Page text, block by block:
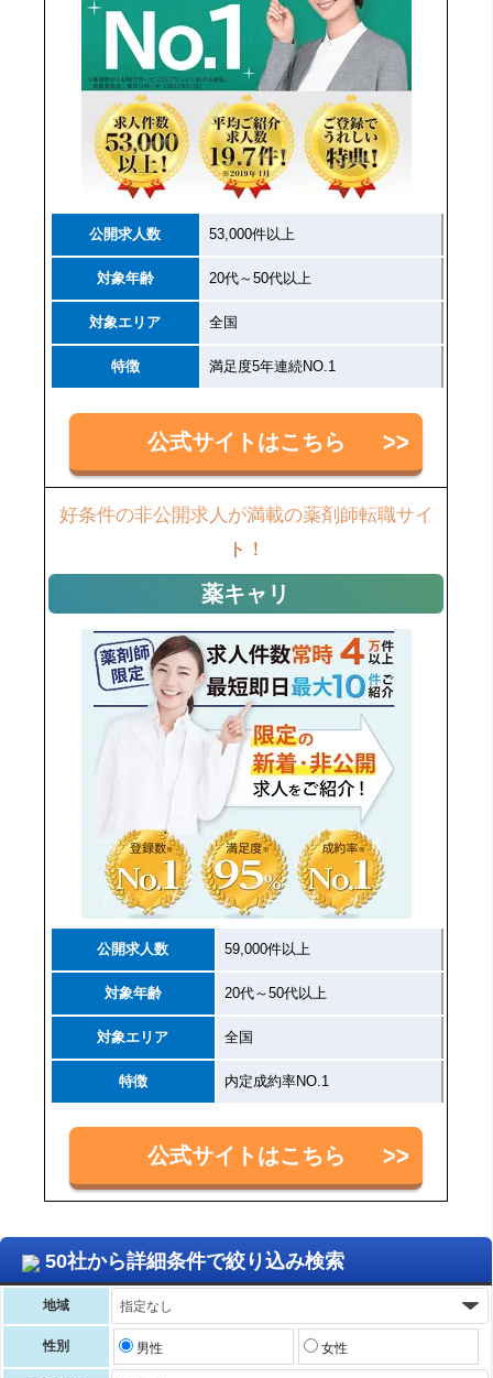
公開求人数 53,000件以上
対象年齢 20代～50代以上
対象エリア 全国
特徴 満足度5年連続NO.1
公式サイトはこちら
好条件の非公開求人が満載の薬剤師転職サイ
ト！
薬キャリ
公開求人数 59,000件以上
対象年齢 20代～50代以上
対象エリア 全国
特徴 内定成約率NO.1
公式サイトはこちら
50社から詳細条件で絞り込み検索
地域
性別 男性 女性